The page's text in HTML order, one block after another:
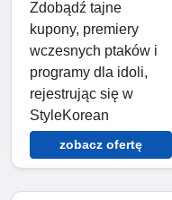
Zdobądź tajne
kupony, premiery
wczesnych ptaków i
programy dla idoli,
rejestrując się w
StyleKorean
zobacz ofertę